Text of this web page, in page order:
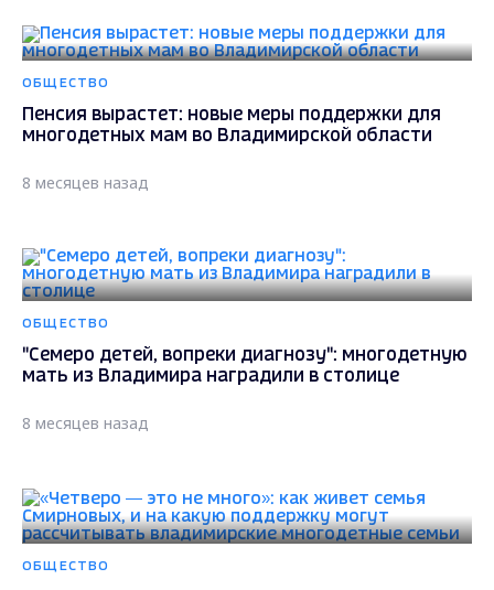
ОБЩЕСТВО
Пенсия вырастет: новые меры поддержки для
многодетных мам во Владимирской области
8 месяцев назад
ОБЩЕСТВО
"Семеро детей, вопреки диагнозу": многодетную
мать из Владимира наградили в столице
8 месяцев назад
ОБЩЕСТВО